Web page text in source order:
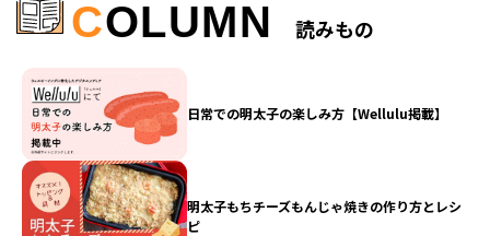
COLUMN 読みもの
日常での明太子の楽しみ方【Wellulu掲載】
明太子もちチーズもんじゃ焼きの作り方とレシ
ピ